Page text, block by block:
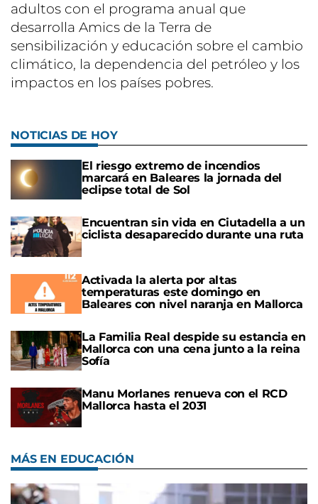
adultos con el programa anual que
desarrolla Amics de la Terra de
sensibilización y educación sobre el cambio
climático, la dependencia del petróleo y los
impactos en los países pobres.
NOTICIAS DE HOY
El riesgo extremo de incendios
marcará en Baleares la jornada del
eclipse total de Sol
Encuentran sin vida en Ciutadella a un
ciclista desaparecido durante una ruta
Activada la alerta por altas
temperaturas este domingo en
Baleares con nivel naranja en Mallorca
La Familia Real despide su estancia en
Mallorca con una cena junto a la reina
Sofía
Manu Morlanes renueva con el RCD
Mallorca hasta el 2031
MÁS EN EDUCACIÓN